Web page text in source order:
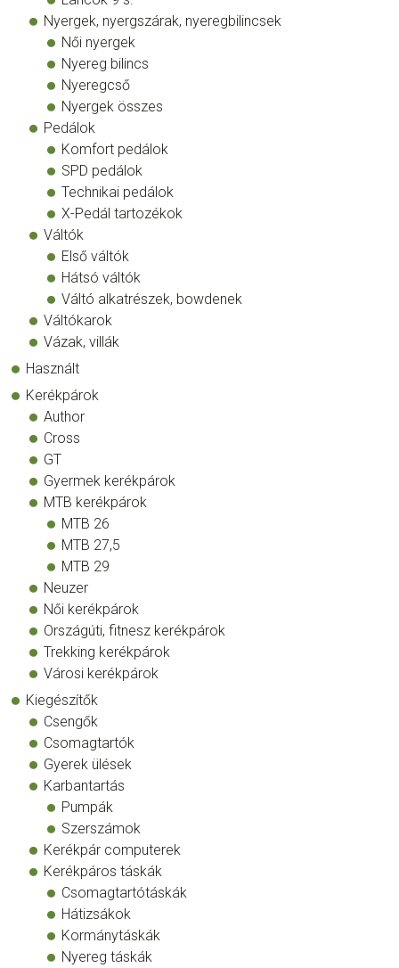
Nyergek, nyergszárak, nyeregbilincsek
Női nyergek
Nyereg bilincs
Nyeregcső
Nyergek összes
Pedálok
Komfort pedálok
SPD pedálok
Technikai pedálok
X-Pedál tartozékok
Váltók
Első váltók
Hátsó váltók
Váltó alkatrészek, bowdenek
Váltókarok
Vázak, villák
Használt
Kerékpárok
Author
Cross
GT
Gyermek kerékpárok
MTB kerékpárok
MTB 26
MTB 27,5
MTB 29
Neuzer
Női kerékpárok
Országúti, fitnesz kerékpárok
Trekking kerékpárok
Városi kerékpárok
Kiegészítők
Csengők
Csomagtartók
Gyerek ülések
Karbantartás
Pumpák
Szerszámok
Kerékpár computerek
Kerékpáros táskák
Csomagtartótáskák
Hátizsákok
Kormánytáskák
Nyereg táskák